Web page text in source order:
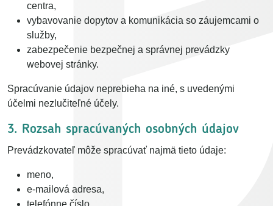
centra,
vybavovanie dopytov a komunikácia so záujemcami o
služby,
zabezpečenie bezpečnej a správnej prevádzky
webovej stránky.
Spracúvanie údajov neprebieha na iné, s uvedenými
účelmi nezlučiteľné účely.
3. Rozsah spracúvaných osobných údajov
Prevádzkovateľ môže spracúvať najmä tieto údaje:
meno,
e-mailová adresa,
telefónne číslo,